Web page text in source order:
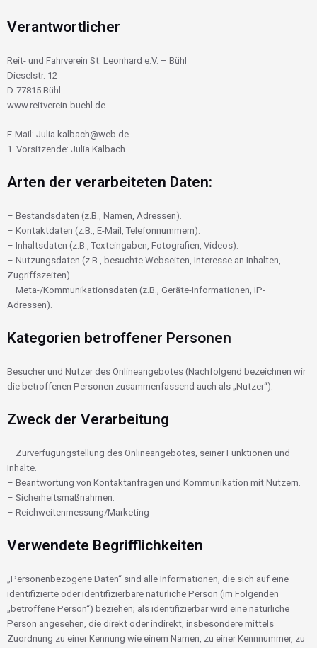
Verantwortlicher
Reit- und Fahrverein St. Leonhard e.V. – Bühl
Dieselstr. 12
D-77815 Bühl
www.reitverein-buehl.de
E-Mail: Julia.kalbach@web.de
1. Vorsitzende: Julia Kalbach
Arten der verarbeiteten Daten:
– Bestandsdaten (z.B., Namen, Adressen).
– Kontaktdaten (z.B., E-Mail, Telefonnummern).
– Inhaltsdaten (z.B., Texteingaben, Fotografien, Videos).
– Nutzungsdaten (z.B., besuchte Webseiten, Interesse an Inhalten,
Zugriffszeiten).
– Meta-/Kommunikationsdaten (z.B., Geräte-Informationen, IP-
Adressen).
Kategorien betroffener Personen
Besucher und Nutzer des Onlineangebotes (Nachfolgend bezeichnen wir
die betroffenen Personen zusammenfassend auch als „Nutzer“).
Zweck der Verarbeitung
– Zurverfügungstellung des Onlineangebotes, seiner Funktionen und
Inhalte.
– Beantwortung von Kontaktanfragen und Kommunikation mit Nutzern.
– Sicherheitsmaßnahmen.
– Reichweitenmessung/Marketing
Verwendete Begrifflichkeiten
„Personenbezogene Daten“ sind alle Informationen, die sich auf eine
identifizierte oder identifizierbare natürliche Person (im Folgenden
„betroffene Person“) beziehen; als identifizierbar wird eine natürliche
Person angesehen, die direkt oder indirekt, insbesondere mittels
Zuordnung zu einer Kennung wie einem Namen, zu einer Kennnummer, zu